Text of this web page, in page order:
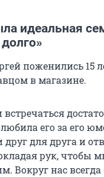
идеальная
поженились 15
в магазине.
его за его
друг для друга и
рук, чтобы
Вокруг нас